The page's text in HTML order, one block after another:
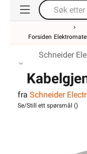
Forsiden
Schneider
fra Schneider
Se/Still ett spørsmål ()